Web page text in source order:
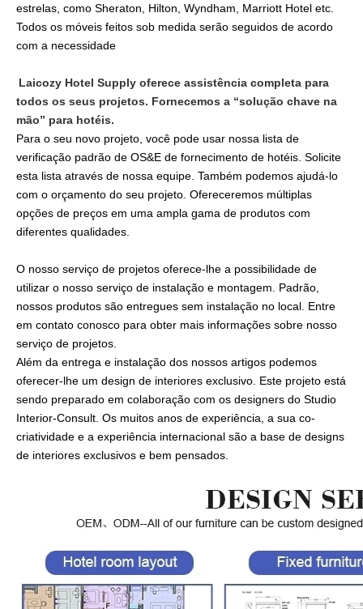
estrelas, como Sheraton, Hilton, Wyndham, Marriott Hotel etc.
Todos os móveis feitos sob medida serão seguidos de acordo
com a necessidade
Laicozy Hotel Supply oferece assistência completa para
todos os seus projetos. Fornecemos a “solução chave na
mão” para hotéis.
Para o seu novo projeto, você pode usar nossa lista de
verificação padrão de OS&E de fornecimento de hotéis. Solicite
esta lista através de nossa equipe. Também podemos ajudá-lo
com o orçamento do seu projeto. Ofereceremos múltiplas
opções de preços em uma ampla gama de produtos com
diferentes qualidades.
O nosso serviço de projetos oferece-lhe a possibilidade de
utilizar o nosso serviço de instalação e montagem. Padrão,
nossos produtos são entregues sem instalação no local. Entre
em contato conosco para obter mais informações sobre nosso
serviço de projetos.
Além da entrega e instalação dos nossos artigos podemos
oferecer-lhe um design de interiores exclusivo. Este projeto está
sendo preparado em colaboração com os designers do Studio
Interior-Consult. Os muitos anos de experiência, a sua co-
criatividade e a experiência internacional são a base de designs
de interiores exclusivos e bem pensados.